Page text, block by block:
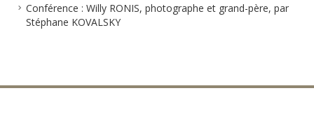
Conférence : Willy RONIS, photographe et grand-père, par
Stéphane KOVALSKY